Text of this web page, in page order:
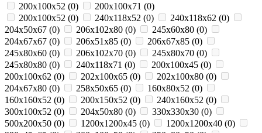
200х100х52 (0) 200x100x71 (0)
200x100x52 (0) 240x118x52 (0) 240x118x62 (0)
204x50x67 (0) 206x102x80 (0) 245x60x80 (0)
204x67x67 (0) 206x51x85 (0) 206x67x85 (0)
245x80x60 (0) 206x102x70 (0) 245x80x70 (0)
245x80x80 (0) 240x118x71 (0) 200x100x45 (0)
200x100x62 (0) 202x100x65 (0) 202x100x80 (0)
204x67x80 (0) 258x50x65 (0) 160x80x52 (0)
160x160x52 (0) 200x150x52 (0) 240x160x52 (0)
300x100x52 (0) 204x50x80 (0) 330х330х30 (0)
500х200х50 (0) 1200х1200х45 (0) 1200х1200х40 (0)